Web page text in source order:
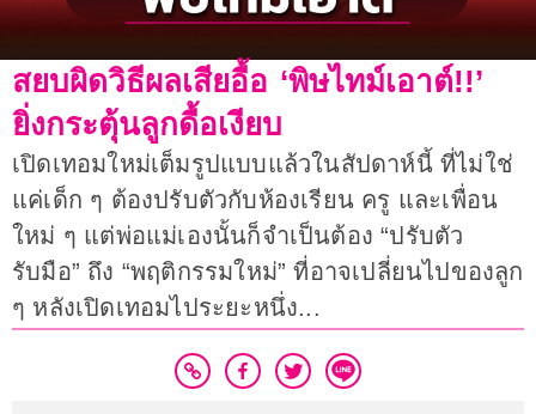
สยบผิดวิธีผลเสียอื้อ ‘พิษไทม์เอาต์!!’
ยิ่งกระตุ้นลูกดื้อเงียบ
เปิดเทอมใหม่เต็มรูปแบบแล้วในสัปดาห์นี้ ที่ไม่ใช่
แค่เด็ก ๆ ต้องปรับตัวกับห้องเรียน ครู และเพื่อน
ใหม่ ๆ แต่พ่อแม่เองนั้นก็จำเป็นต้อง “ปรับตัว
รับมือ” ถึง “พฤติกรรมใหม่” ที่อาจเปลี่ยนไปของลูก
ๆ หลังเปิดเทอมไประยะหนึ่ง...